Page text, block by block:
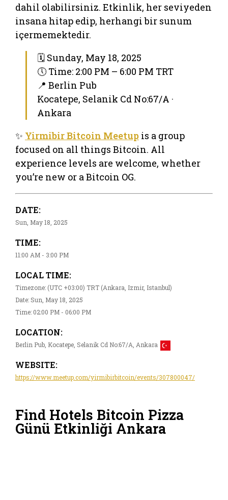
dahil olabilirsiniz. Etkinlik, her seviyeden
insana hitap edip, herhangi bir sunum
içermemektedir.
🗓 Sunday, May 18, 2025
🕔 Time: 2:00 PM – 6:00 PM TRT
📍 Berlin Pub
Kocatepe, Selanik Cd No:67/A ·
Ankara
✨ Yirmibir Bitcoin Meetup is a group
focused on all things Bitcoin. All
experience levels are welcome, whether
you’re new or a Bitcoin OG.
DATE:
Sun, May 18, 2025
TIME:
11:00 AM - 3:00 PM
LOCAL TIME:
Timezone: (UTC +03:00) TRT (Ankara, Izmir, Istanbul)
Date: Sun, May 18, 2025
Time: 02:00 PM - 06:00 PM
LOCATION:
Berlin Pub, Kocatepe, Selanik Cd No:67/A, Ankara
WEBSITE:
https://www.meetup.com/yirmibirbitcoin/events/307800047/
Find Hotels Bitcoin Pizza
Günü Etkinliği Ankara